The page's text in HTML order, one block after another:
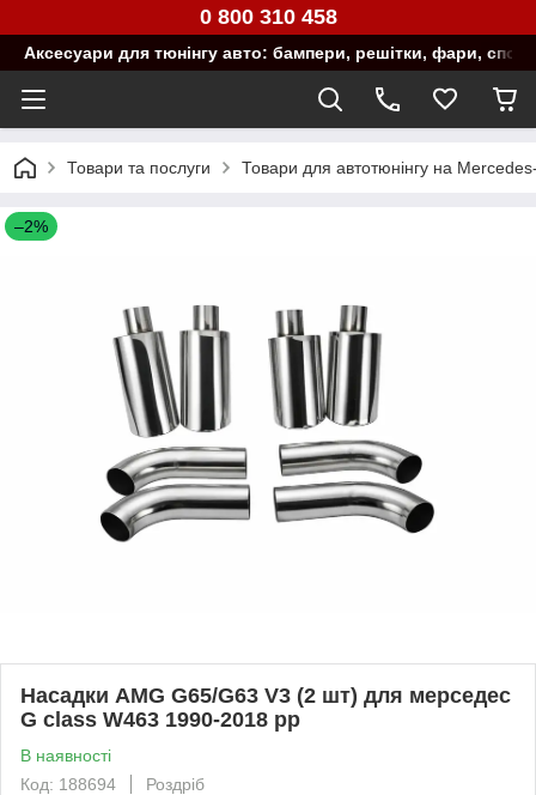
0 800 310 458
Аксесуари для тюнінгу авто: бампери, решітки, фари,
Товари та послуги Товари для автотюнінгу на
–2%
Насадки AMG G65/G63 V3 (2 шт) для мерседес
G сlass W463 1990-2018 рр
В наявності
Код: 188694
Роздріб